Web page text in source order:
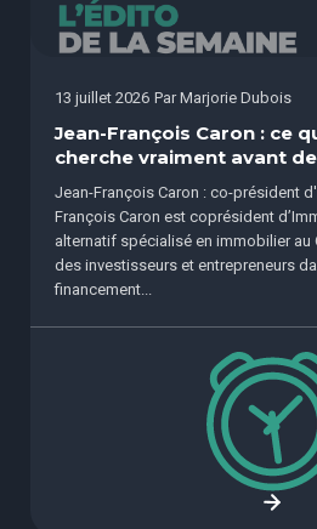
13 juillet 2026 Par Marjorie Dubois
Jean-François Caron : ce
cherche vraiment avant
Jean-François Caron : co-président
François Caron est coprésident
alternatif spécialisé en immobilier au
des investisseurs et entrepreneurs
financement...